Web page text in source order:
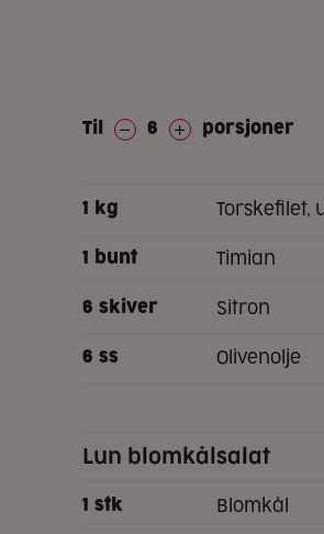
Til 6 porsjoner
1 kg torskefilet,
1 bunt timian
6 skiver sitron
6 ss olivenolje
Lun blomkålsalat
1 stk blomkål